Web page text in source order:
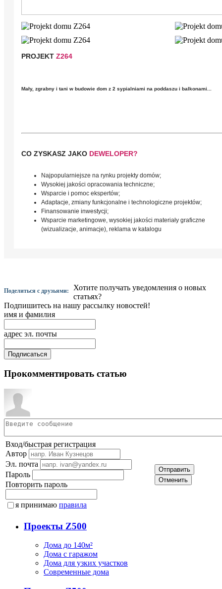
PROJEKT Z264
Mały, zgrabny i tani w budowie dom z 2 sypialniami na poddaszu i balkonami...
CO ZYSKASZ JAKO DEWELOPER?
Najpopularniejsze na rynku projekty domów;
Wysokiej jakości opracowania techniczne;
Wsparcie i pomoc ekspertów;
Adaptacje, zmiany funkcjonalne i technologiczne projektów;
Finansowanie inwestycji;
Wsparcie marketingowe, wysokiej jakości materiały graficzne
(wizualizacje, animacje), reklama w katalogu
Поделиться с друзьями: Хотите получать уведомления о новых
статьях?
Подпишитесь на нашу рассылку новостей!
имя и фамилия
адрес эл. почты
Прокомментировать статью
Вход/быстрая регистрация
Автор
Эл. почта
Пароль
Повторить пароль
я принимаю правила
Отправить
Отменить
Проекты Z500
Дома до 140м²
Дома с гаражом
Дома для узких участков
Современные дома